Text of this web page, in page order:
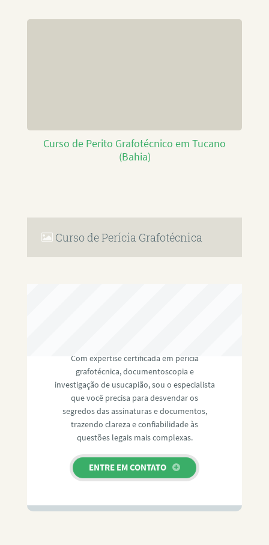
Curso de Perito Grafotécnico em Tucano
(Bahia)
Curso de Perícia Grafotécnica
Com expertise certificada em perícia
grafotécnica, documentoscopia e
investigação de usucapião, sou o especialista
que você precisa para desvendar os
segredos das assinaturas e documentos,
trazendo clareza e confiabilidade às
questões legais mais complexas.
ENTRE EM CONTATO